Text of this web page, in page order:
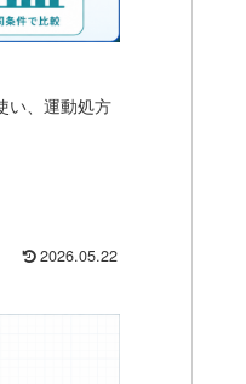
い、運動処方
2026.05.22